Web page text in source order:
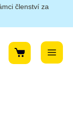
členství za
Menu